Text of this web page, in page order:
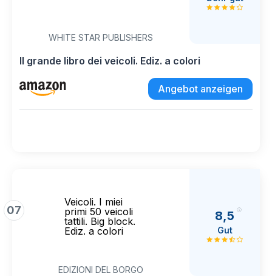
WHITE STAR PUBLISHERS
Il grande libro dei veicoli. Ediz. a colori
Angebot anzeigen
07
Veicoli. I miei
primi 50 veicoli
tattili. Big block.
Ediz. a colori
EDIZIONI DEL BORGO
8,5
Gut